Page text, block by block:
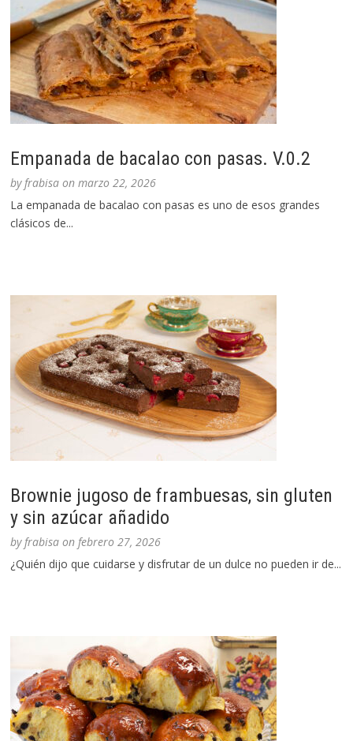
Empanada de bacalao con pasas. V.0.2
byfrabisa onmarzo 22, 2026
La empanada de bacalao con pasas es uno de esos grandes
clásicos de...
Brownie jugoso de frambuesas, sin gluten
y sin azúcar añadido
byfrabisa onfebrero 27, 2026
¿Quién dijo que cuidarse y disfrutar de un dulce no pueden ir de...